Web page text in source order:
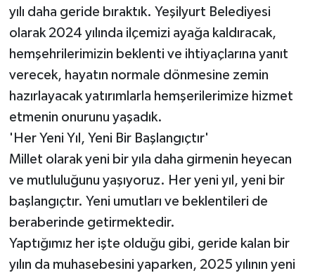
yılı daha geride bıraktık. Yeşilyurt Belediyesi
olarak 2024 yılında ilçemizi ayağa kaldıracak,
hemşehrilerimizin beklenti ve ihtiyaçlarına yanıt
verecek, hayatın normale dönmesine zemin
hazırlayacak yatırımlarla hemşerilerimize hizmet
etmenin onurunu yaşadık.
'Her Yeni Yıl, Yeni Bir Başlangıçtır'
Millet olarak yeni bir yıla daha girmenin heyecan
ve mutluluğunu yaşıyoruz. Her yeni yıl, yeni bir
başlangıçtır. Yeni umutları ve beklentileri de
beraberinde getirmektedir.
Yaptığımız her işte olduğu gibi, geride kalan bir
yılın da muhasebesini yaparken, 2025 yılının yeni